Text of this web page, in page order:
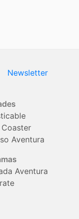
Newsletter
Aventura
Aventura